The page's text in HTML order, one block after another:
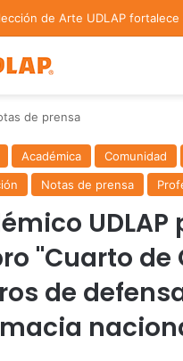
de prensa
Académica Comunidad
Notas de prensa
UDLAP
"Cuarto de
de